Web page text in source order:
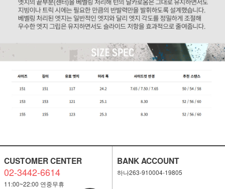
CUSTOMER CENTER
02-3442-6614
11:00~22:00 연중무휴
BANK ACCOUNT
하나263-910004-19805